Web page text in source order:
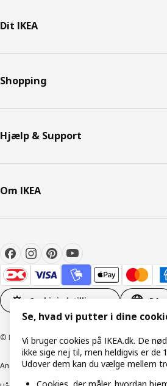
Dit IKEA
Shopping
Hjælp & Support
Om IKEA
Cookieindstillinger DA
© Inter IKEA Systems B.V. 1999-2026
Ansvarlig rapporteringCookiepolitik Digital
Se, hvad vi putter i dine
Vi bruger cookies på IKEA.dk. De
ikke sige nej til, men heldigvis er de
Udover dem kan du vælge mellem